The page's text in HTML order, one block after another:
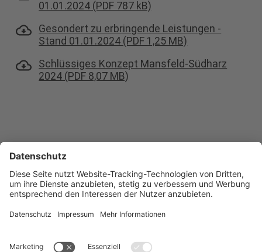
01.01.2024 (PDF 787 kB)
Gesondert zu erbringende Leistungen -
Stand 01.01.2024 (PDF 1,25 MB)
Schlüssiges Konzept Mansfeld-Südharz
2024 (PDF 8,07 MB)
Kontakt